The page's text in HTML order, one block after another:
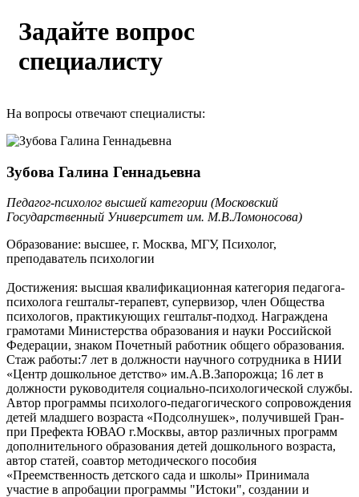
Задайте вопрос
специалисту
На вопросы отвечают специалисты:
Зубова Галина Геннадьевна
Педагог-психолог высшей категории (Московский
Государственный Университет им. М.В.Ломоносова)
Образование: высшее, г. Москва, МГУ, Психолог,
преподаватель психологии
Достижения: высшая квалификационная категория педагога-
психолога гештальт-терапевт, супервизор, член Общества
психологов, практикующих гештальт-подход. Награждена
грамотами Министерства образования и науки Российской
Федерации, знаком Почетный работник общего образования.
Стаж работы:7 лет в должности научного сотрудника в НИИ
«Центр дошкольное детство» им.А.В.Запорожца; 16 лет в
должности руководителя социально-психологической службы.
Автор программы психолого-педагогического сопровождения
детей младшего возраста «Подсолнушек», получившей Гран-
при Префекта ЮВАО г.Москвы, автор различных программ
дополнительного образования детей дошкольного возраста,
автор статей, соавтор методического пособия
«Преемственность детского сада и школы» Принимала
участие в апробации программы "Истоки", создании и